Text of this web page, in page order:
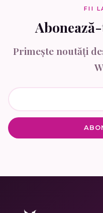
FII
Primește noutăți